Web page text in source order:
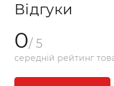
Відгуки
0/ 5
середній рейтинг